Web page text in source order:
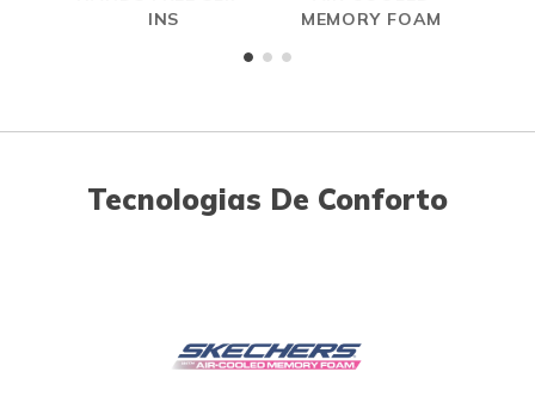
INS
MEMORY FOAM
Tecnologias De Conforto